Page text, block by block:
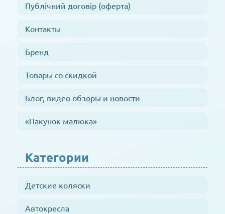
Публічний договір (оферта)
Контакты
Бренд
Товары со скидкой
Блог, видео обзоры и новости
«Пакунок малюка»
Категории
Детские коляски
Автокресла